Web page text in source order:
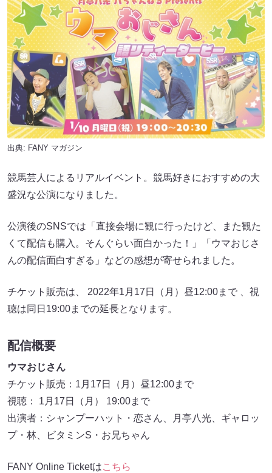
出典: FANY マガジン
競馬芸人によるリアルイベント。競馬好きにおすすめの大
盛況な公演になりました。
公演後のSNSでは「直接会場に観に行ったけど、また観た
くて配信も購入。そんぐらい面白かった！」「ウマおじさ
んの配信面白すぎる」などの感想が寄せられました。
チケット販売は、 2022年1月17日（月）昼12:00まで 、視
聴は同日19:00までの延長となります。
配信概要
ウマおじさん
チケット販売：1月17日（月）昼12:00まで
視聴： 1月17日（月） 19:00まで
出演者：シャンプーハット・恋さん、月亭八光、ギャロッ
プ・林、ビタミンS・お兄ちゃん
FANY Online Ticketはこちら